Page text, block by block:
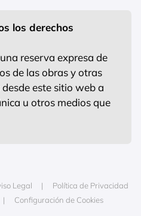
los derechos
reserva expresa de
de las obras y otras
este sitio web a
u otros medios que
Legal
Política de Privacidad
Configuración de Cookies